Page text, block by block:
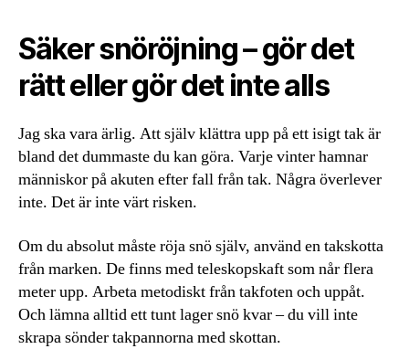
Säker snöröjning – gör det
rätt eller gör det inte alls
Jag ska vara ärlig. Att själv klättra upp på ett isigt tak är
bland det dummaste du kan göra. Varje vinter hamnar
människor på akuten efter fall från tak. Några överlever
inte. Det är inte värt risken.
Om du absolut måste röja snö själv, använd en takskotta
från marken. De finns med teleskopskaft som når flera
meter upp. Arbeta metodiskt från takfoten och uppåt.
Och lämna alltid ett tunt lager snö kvar – du vill inte
skrapa sönder takpannorna med skottan.